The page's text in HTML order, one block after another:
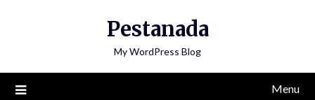
Pestanada
My WordPress Blog
Menu